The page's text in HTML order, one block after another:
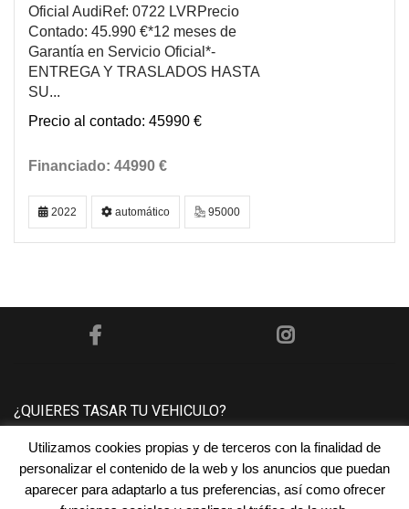
Oficial AudiRef: 0722 LVRPrecio
Contado: 45.990 €*12 meses de
Garantía en Servicio Oficial*-
ENTREGA Y TRASLADOS HASTA
SU...
45990 €
44990 €
2022 automático 95000
¿QUIERES TASAR TU VEHICULO?
Póngase en contacto con nosotros y le tasaremos su
vehículo sin ningún compromiso.
Utilizamos cookies propias y de terceros con la finalidad de
personalizar el contenido de la web y los anuncios que puedan
aparecer para adaptarlo a tus preferencias, así como ofrecer